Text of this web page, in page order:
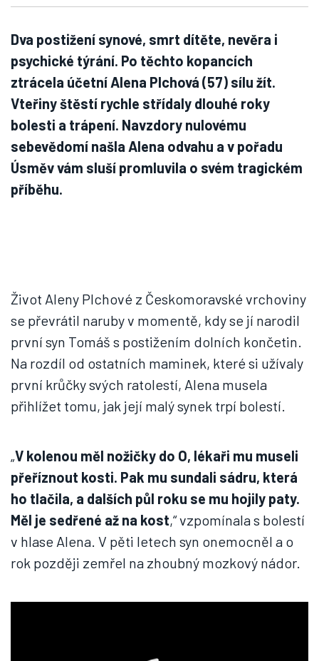
Dva postižení synové, smrt dítěte, nevěra i
psychické týrání. Po těchto kopancích
ztrácela účetní Alena Plchová (57) sílu žít.
Vteřiny štěstí rychle střídaly dlouhé roky
bolesti a trápení. Navzdory nulovému
sebevědomí našla Alena odvahu a v pořadu
Úsměv vám sluší promluvila o svém tragickém
příběhu.
Život Aleny Plchové z Českomoravské vrchoviny
se převrátil naruby v momentě, kdy se jí narodil
první syn Tomáš s postižením dolních končetin.
Na rozdíl od ostatních maminek, které si užívaly
první krůčky svých ratolestí, Alena musela
přihlížet tomu, jak její malý synek trpí bolestí.
„V kolenou měl nožičky do O, lékaři mu museli
přeříznout kosti. Pak mu sundali sádru, která
ho tlačila, a dalších půl roku se mu hojily paty.
Měl je sedřené až na kost,“ vzpomínala s bolestí
v hlase Alena. V pěti letech syn onemocněl a o
rok později zemřel na zhoubný mozkový nádor.